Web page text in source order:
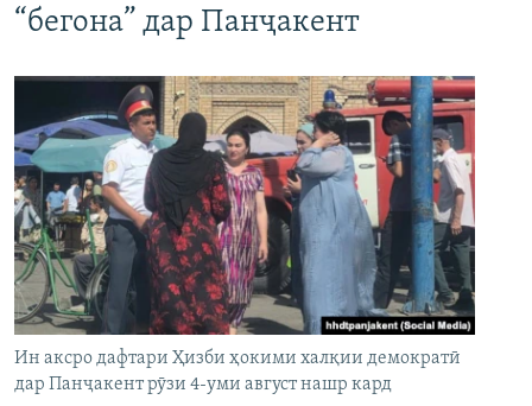
“бегона” дар Панҷакент
Ин аксро дафтари Ҳизби ҳокими халқии демократӣ
дар Панҷакент рӯзи 4-уми август нашр кард